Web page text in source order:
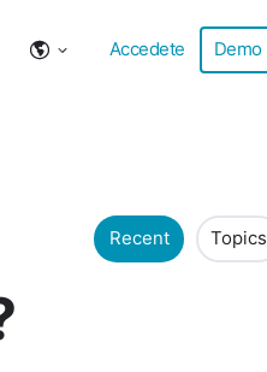
Accedete Demo
Recent Topics